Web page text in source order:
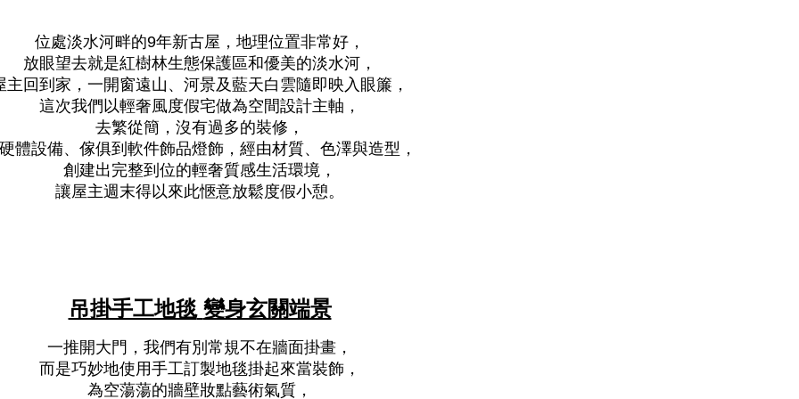
位處淡水河畔的9年新古屋，地理位置非常好，
放眼望去就是紅樹林生態保護區和優美的淡水河，
主回到家，一開窗遠山、河景及藍天白雲隨即映入眼簾，
這次我們以輕奢風度假宅做為空間設計主軸，
去繁從簡，沒有過多的裝修，
體設備、傢俱到軟件飾品燈飾，經由材質、色澤與造型，
創建出完整到位的輕奢質感生活環境，
讓屋主週末得以來此愜意放鬆度假小憩。
吊掛手工地毯 變身玄關端景
一推開大門，我們有別常規不在牆面掛畫，
而是巧妙地使用手工訂製地毯掛起來當裝飾，
為空蕩蕩的牆壁妝點藝術氣質，